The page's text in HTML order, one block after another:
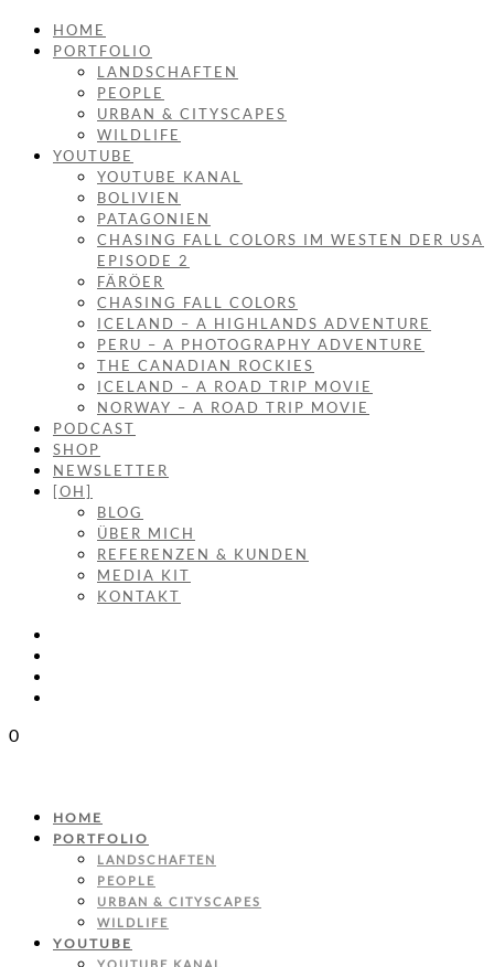
HOME
PORTFOLIO
LANDSCHAFTEN
PEOPLE
URBAN & CITYSCAPES
WILDLIFE
YOUTUBE
YOUTUBE KANAL
BOLIVIEN
PATAGONIEN
CHASING FALL COLORS IM WESTEN DER USA
EPISODE 2
FÄRÖER
CHASING FALL COLORS
ICELAND – A HIGHLANDS ADVENTURE
PERU – A PHOTOGRAPHY ADVENTURE
THE CANADIAN ROCKIES
ICELAND – A ROAD TRIP MOVIE
NORWAY – A ROAD TRIP MOVIE
PODCAST
SHOP
NEWSLETTER
[OH]
BLOG
ÜBER MICH
REFERENZEN & KUNDEN
MEDIA KIT
KONTAKT
0
HOME
PORTFOLIO
LANDSCHAFTEN
PEOPLE
URBAN & CITYSCAPES
WILDLIFE
YOUTUBE